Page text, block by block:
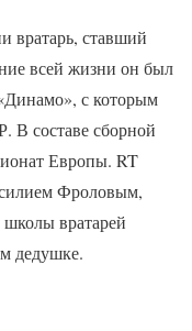
ставший
всей жизни он был
с которым
В составе сборной
Европы. RT
Фроловым,
вратарей
дедушке.